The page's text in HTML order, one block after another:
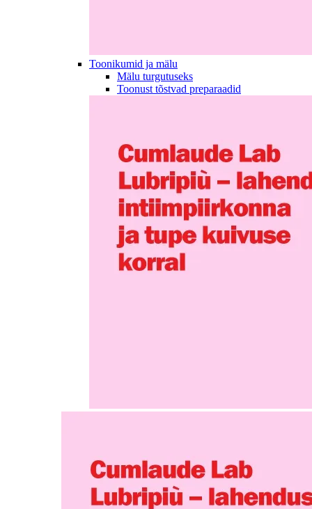
Toonikumid ja mälu
Mälu turgutuseks
Toonust tõstvad preparaadid